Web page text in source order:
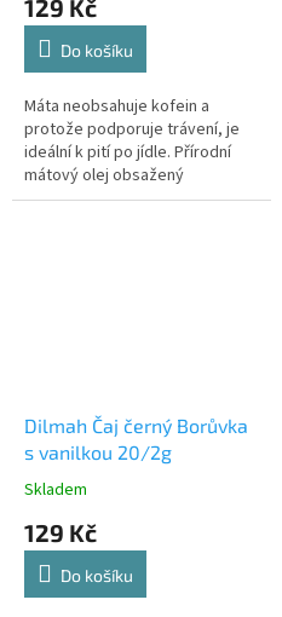
129 Kč
Do košíku
Máta neobsahuje kofein a
protože podporuje trávení, je
ideální k pití po jídle. Přírodní
mátový olej obsažený
v&nbsp;listech propůjčuje
Dilmah Čaj černý Borůvka
s vanilkou 20/2g
Skladem
129 Kč
Do košíku